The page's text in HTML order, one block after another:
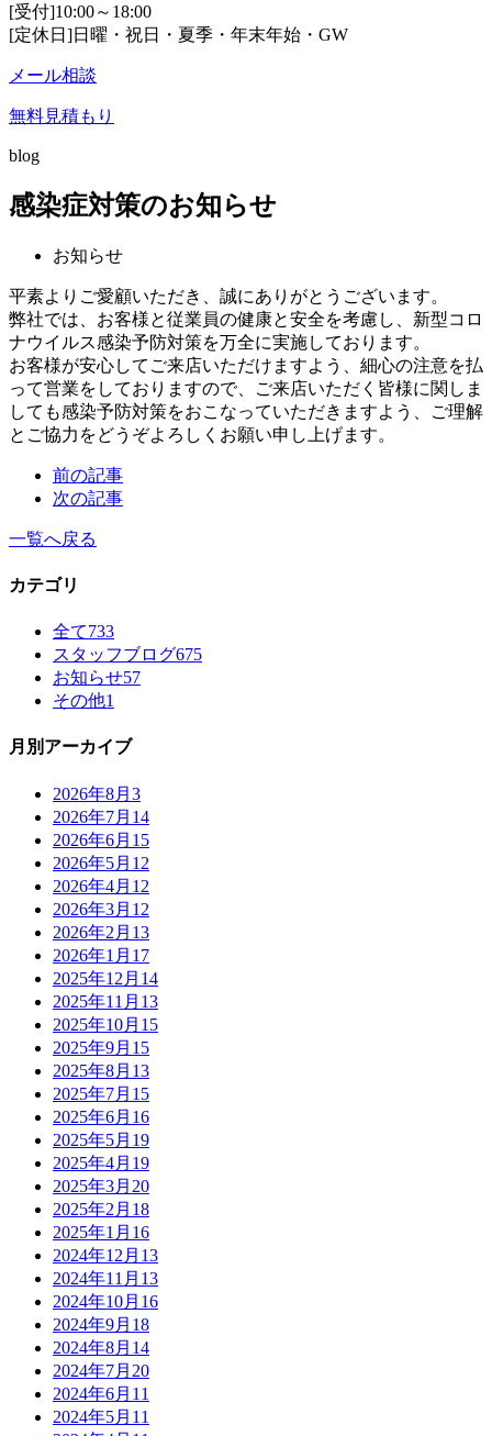
[受付]10:00～18:00
[定休日]日曜・祝日・夏季・年末年始・GW
メール相談
無料見積もり
blog
感染症対策のお知らせ
お知らせ
平素よりご愛顧いただき、誠にありがとうございます。
弊社では、お客様と従業員の健康と安全を考慮し、新型コロ
ナウイルス感染予防対策を万全に実施しております。
お客様が安心してご来店いただけますよう、細心の注意を払
って営業をしておりますので、ご来店いただく皆様に関しま
しても感染予防対策をおこなっていただきますよう、ご理解
とご協力をどうぞよろしくお願い申し上げます。
前の記事
次の記事
一覧へ戻る
カテゴリ
全て733
スタッフブログ675
お知らせ57
その他1
月別アーカイブ
2026年8月 3
2026年7月 14
2026年6月 15
2026年5月 12
2026年4月 12
2026年3月 12
2026年2月 13
2026年1月 17
2025年12月 14
2025年11月 13
2025年10月 15
2025年9月 15
2025年8月 13
2025年7月 15
2025年6月 16
2025年5月 19
2025年4月 19
2025年3月 20
2025年2月 18
2025年1月 16
2024年12月 13
2024年11月 13
2024年10月 16
2024年9月 18
2024年8月 14
2024年7月 20
2024年6月 11
2024年5月 11